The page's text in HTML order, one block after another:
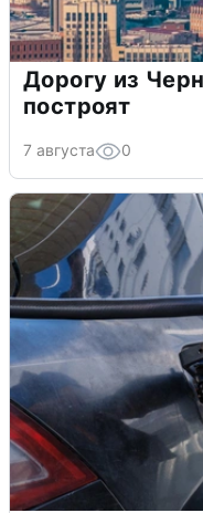
Дорогу из
построят
7 августа 0